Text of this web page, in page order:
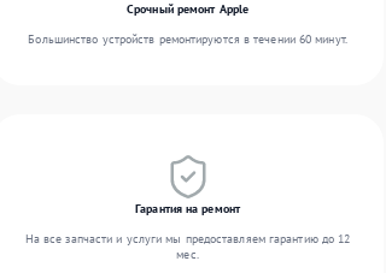
Срочный ремонт Apple
Большинство устройств ремонтируются в течении 60 минут.
Гарантия на ремонт
На все запчасти и услуги мы предоставляем гарантию до 12
мес.